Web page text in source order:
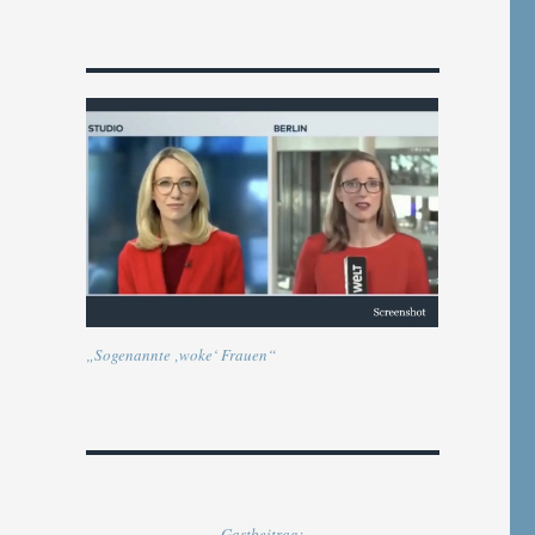
„Sogenannte ‚woke‘ Frauen“